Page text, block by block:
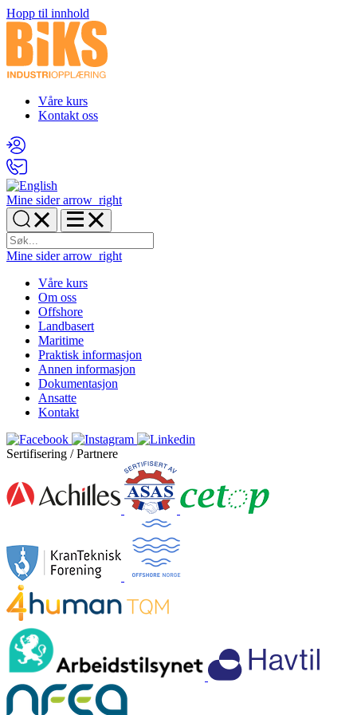
Hopp til innhold
Våre kurs
Kontakt oss
Mine sider arrow_right
Mine sider arrow_right
Våre kurs
Om oss
Offshore
Landbasert
Maritime
Praktisk informasjon
Annen informasjon
Dokumentasjon
Ansatte
Kontakt
Sertifisering / Partnere